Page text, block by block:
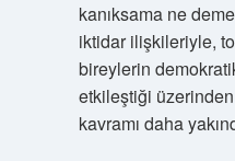
kanıksama ne
iktidar ilişkileriyle,
bireylerin demokratik
etkileştiği
kavramı daha